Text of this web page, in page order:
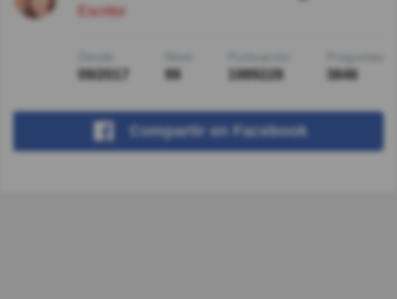
Escritor
09/2017 99 1989228 3846
Compartir en Facebook